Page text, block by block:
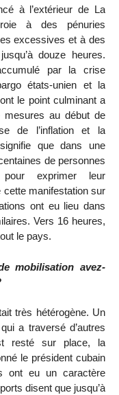
à l’extérieur de La
à des pénuries
excessives et à des
douze heures.
par la crise
états-unien et la
le point culminant a
au début de
de l’inflation et la
que dans une
de personnes
exprimer leur
cette manifestation sur
ont eu lieu dans
Vers 16 heures,
le pays.
mobilisation avez-
très hétérogène. Un
a traversé d’autres
resté sur place, la
le président cubain
ont eu un caractère
disent que jusqu’à